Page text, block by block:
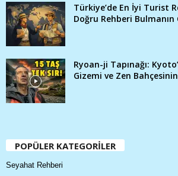
Türkiye’de En İyi Turist
Doğru Rehberi Bulmanın
Ryoan-ji Tapınağı:
Gizemi ve Zen Bahçesinin
POPÜLER KATEGORİLER
Seyahat Rehberi